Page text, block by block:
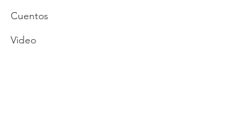
Cuentos
Video